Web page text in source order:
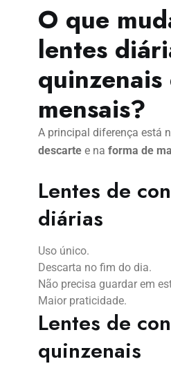
O que
lentes
quinzenais
mensais?
A principal diferença está
descarte e na forma de
Lentes de
diárias
Uso único.
Descarta no fim do dia.
Não precisa guardar em
Maior praticidade.
Lentes de
quinzenais